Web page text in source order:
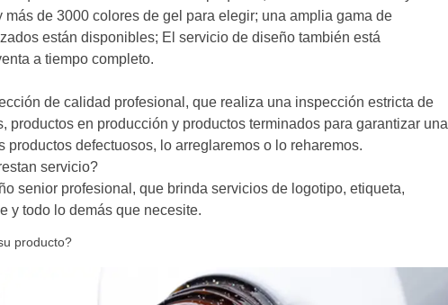
de 3000 colores de gel para elegir; una amplia gama de
están disponibles; El servicio de diseño también está
a tiempo completo.
de calidad profesional, que realiza una inspección estricta de
productos en producción y productos terminados para garantizar una
defectuosos, lo arreglaremos o lo reharemos.
servicio?
senior profesional, que brinda servicios de logotipo, etiqueta,
y todo lo demás que necesite.
producto?